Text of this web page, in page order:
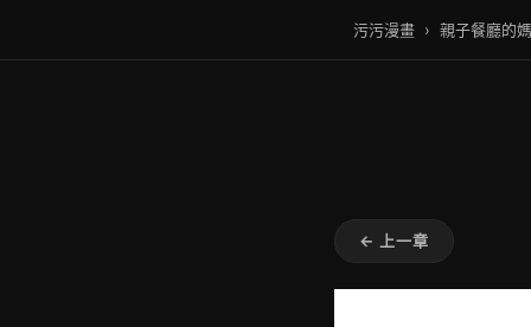
污污漫畫 › 親子餐廳的
← 上一章